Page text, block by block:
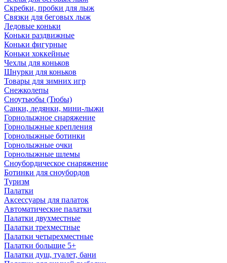
Скребки, пробки для лыж
Связки для беговых лыж
Ледовые коньки
Коньки раздвижные
Коньки фигурные
Коньки хоккейные
Чехлы для коньков
Шнурки для коньков
Товары для зимних игр
Снежколепы
Сноутьюбы (Тюбы)
Санки, ледянки, мини-лыжи
Горнолыжное снаряжение
Горнолыжные крепления
Горнолыжные ботинки
Горнолыжные очки
Горнолыжные шлемы
Сноубордическое снаряжение
Ботинки для сноубордов
Туризм
Палатки
Аксессуары для палаток
Автоматические палатки
Палатки двухместные
Палатки трехместные
Палатки четырехместные
Палатки большие 5+
Палатки душ, туалет, бани